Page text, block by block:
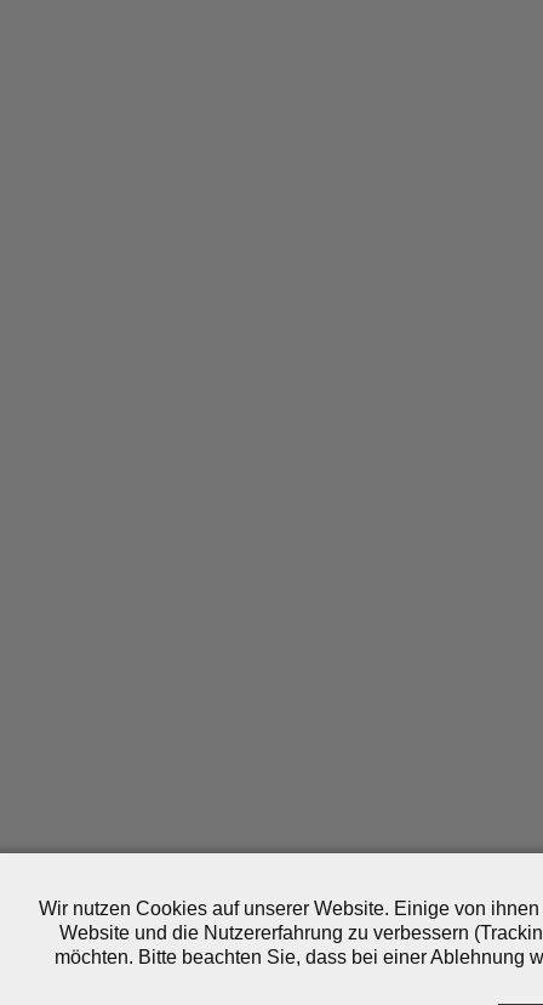
Wir nutzen Cookies auf unserer Website. Einige von
Website und die Nutzererfahrung zu verbessern
möchten. Bitte beachten Sie, dass bei einer Ablehnung